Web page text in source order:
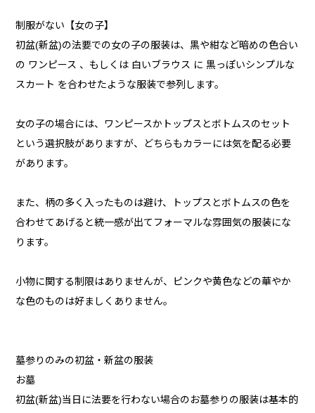
制服がない【女の子】
初盆(新盆)の法要での女の子の服装は、黒や紺など暗めの色合い
の ワンピース 、もしくは 白いブラウス に 黒っぽいシンプルな
スカート を合わせたような服装で参列します。
女の子の場合には、ワンピースかトップスとボトムスのセット
という選択肢がありますが、どちらもカラーには気を配る必要
があります。
また、柄の多く入ったものは避け、トップスとボトムスの色を
合わせてあげると統一感が出てフォーマルな雰囲気の服装にな
ります。
小物に関する制限はありませんが、ピンクや黄色などの華やか
な色のものは好ましくありません。
墓参りのみの初盆・新盆の服装
お墓
初盆(新盆)当日に法要を行わない場合のお墓参りの服装は基本的